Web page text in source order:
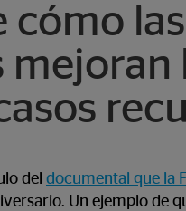
cómo las
del documental que la
Un ejemplo de